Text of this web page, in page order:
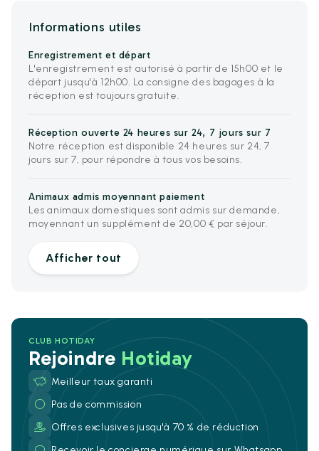
Informations utiles
Enregistrement et départ
L'enregistrement est autorisé à partir de 15h00 et le
départ jusqu'à 12h00. La consigne des bagages à la
réception est toujours gratuite.
Réception ouverte 24 heures sur 24, 7 jours sur 7
Notre réception est disponible 24 heures sur 24, 7
jours sur 7, pour répondre à tous vos besoins.
Animaux admis moyennant paiement
Les animaux domestiques sont admis sur demande,
moyennant un supplément de 20,00 € par séjour.
Afficher tout
CLUB HOTIDAY
Rejoindre Hotiday
Meilleur taux garanti
Pas de commission
Offres exclusives jusqu'à 70 % de réduction